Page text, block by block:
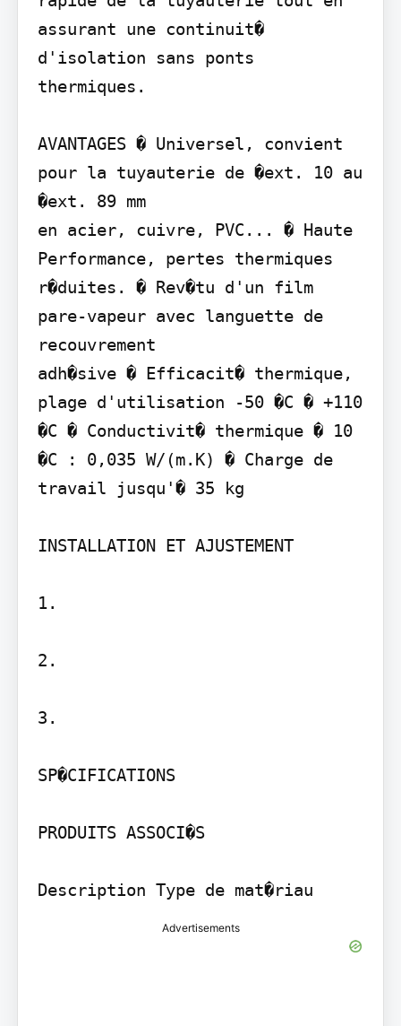
assurant une continuit�
d'isolation sans ponts
thermiques.
AVANTAGES � Universel, convient
pour la tuyauterie de �ext. 10 au
�ext. 89 mm
en acier, cuivre, PVC... � Haute
Performance, pertes thermiques
r�duites. � Rev�tu d'un film
pare-vapeur avec languette de
recouvrement
adh�sive � Efficacit� thermique,
plage d'utilisation -50 �C � +110
�C � Conductivit� thermique � 10
�C : 0,035 W/(m.K) � Charge de
travail jusqu'� 35 kg
INSTALLATION ET AJUSTEMENT
1.
2.
3.
SP�CIFICATIONS
PRODUITS ASSOCI�S
Description Type de mat�riau
Advertisements